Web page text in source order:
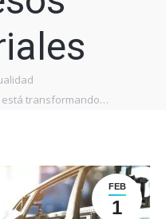
está transformando…
FEB
1